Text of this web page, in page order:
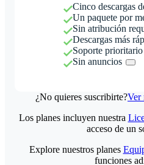
Cinco descargas
Un paquete por
Sin atribución
Descargas más
Soporte prioritario
Sin anuncios
¿No quieres suscribirte?Ver
Los planes incluyen nuestra
acceso de un
Explore nuestros planes
funciones